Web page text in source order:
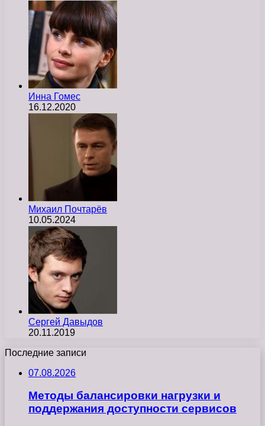
Инна Гомес
16.12.2020
Михаил Почтарёв
10.05.2024
Сергей Давыдов
20.11.2019
Последние записи
07.08.2026
Методы балансировки нагрузки и
поддержания доступности сервисов